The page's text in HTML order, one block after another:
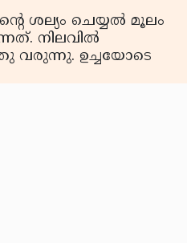
ശല്യം ചെയ്യല്‍ മൂലം
നിലവില്‍
വരുന്നു. ഉച്ചയോടെ